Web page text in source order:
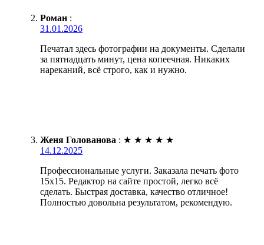
Роман :
31.01.2026
Печатал здесь фотографии на документы. Сделали
за пятнадцать минут, цена копеечная. Никаких
нареканий, всё строго, как и нужно.
Женя Голованова : ★ ★ ★ ★ ★
14.12.2025
Профессиональные услуги. Заказала печать фото
15х15. Редактор на сайте простой, легко всё
сделать. Быстрая доставка, качество отличное!
Полностью довольна результатом, рекомендую.